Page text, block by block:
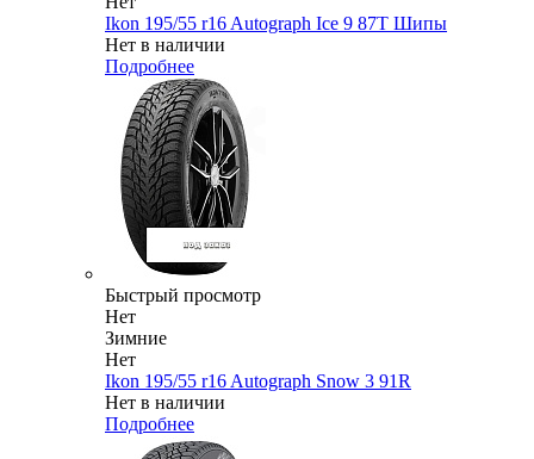
Ikon 195/55 r16 Autograph Ice 9 87T Шипы
Нет в наличии
Подробнее
Быстрый просмотр
Нет
Зимние
Нет
Ikon 195/55 r16 Autograph Snow 3 91R
Нет в наличии
Подробнее